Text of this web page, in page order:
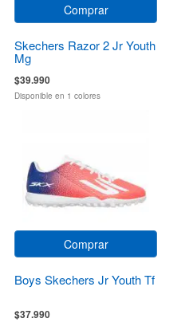
Comprar
Skechers Razor 2 Jr Youth
Mg
$39.990
Disponible en 1 colores
Comprar
Boys Skechers Jr Youth Tf
$37.990